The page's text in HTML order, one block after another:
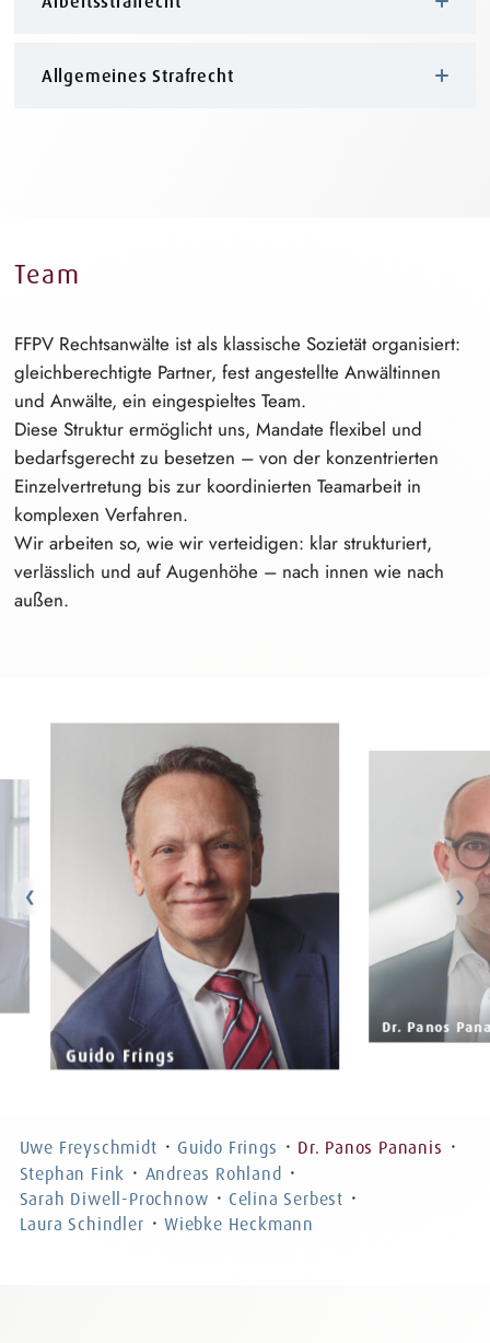
Allgemeines Strafrecht
Team
FFPV Rechtsanwälte ist als klassische Sozietät organisiert:
g⁠l⁠eichberechti⁠g⁠t⁠e Partner, fest angestellte Anwältinnen
und Anwälte, ein eingespieltes Team.
Diese Struktur ermöglicht uns, Mandate flexibel und
b⁠e⁠darfsgere⁠c⁠h⁠tzu besetzen – von der k⁠o⁠nzentrier⁠t⁠e⁠n
E⁠i⁠nzelvertret⁠u⁠n⁠g bis zur koordinierten Teamarbeit in
komplexen Verfahren.
Wir arbeiten so, wie wir verteidigen: klar strukturiert,
verlässlich und auf Augenhöhe – nach innen wie nach
außen.
❮ ❯
Dr. Panos Pananis
Rechtsanwalt, Partner
Uwe Freyschmidt ・ Guido Frings ・ Dr. Panos Pananis ・
Stephan Fink ・ Andreas Rohland ・
Sarah Diwell-Prochnow ・ Celina Serbest ・
Laura Schindler ・ Wiebke Heckmann